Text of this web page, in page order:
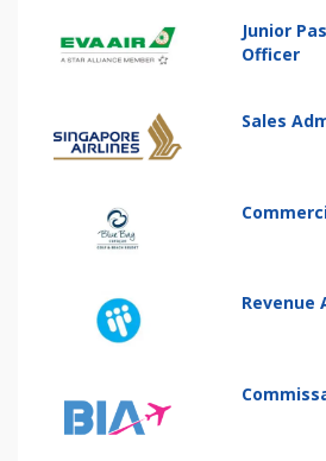
Junior
Officer
Sales
Revenue